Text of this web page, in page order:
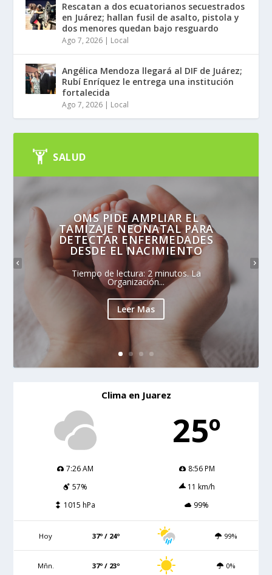
Rescatan a dos ecuatorianos secuestrados
en Juárez; hallan fusil de asalto, pistola y
dos menores quedan bajo resguardo
Ago 7, 2026 | Local
Angélica Mendoza llegará al DIF de Juárez;
Rubí Enríquez le entrega una institución
fortalecida
Ago 7, 2026 | Local
SALUD
OMS PIDE AMPLIAR EL
TAMIZAJE NEONATAL PARA
DETECTAR ENFERMEDADES
DESDE EL NACIMIENTO
Tiempo de lectura: 2 minutos. La
Organización...
Leer Mas
Clima en Juarez
25º
7:26 AM
8:56 PM
57%
11 km/h
1015 hPa
99%
Hoy 37º / 24º 99%
Mñn. 37º / 23º 0%